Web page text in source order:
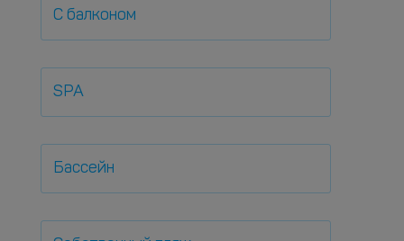
С балконом
SPA
Бассейн